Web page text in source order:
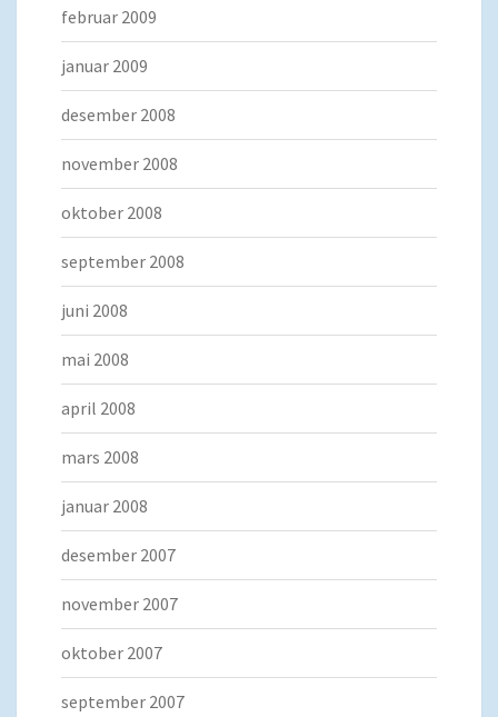
februar 2009
januar 2009
desember 2008
november 2008
oktober 2008
september 2008
juni 2008
mai 2008
april 2008
mars 2008
januar 2008
desember 2007
november 2007
oktober 2007
september 2007